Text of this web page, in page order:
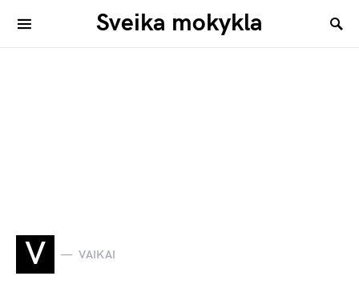
Sveika mokykla
V VAIKAI